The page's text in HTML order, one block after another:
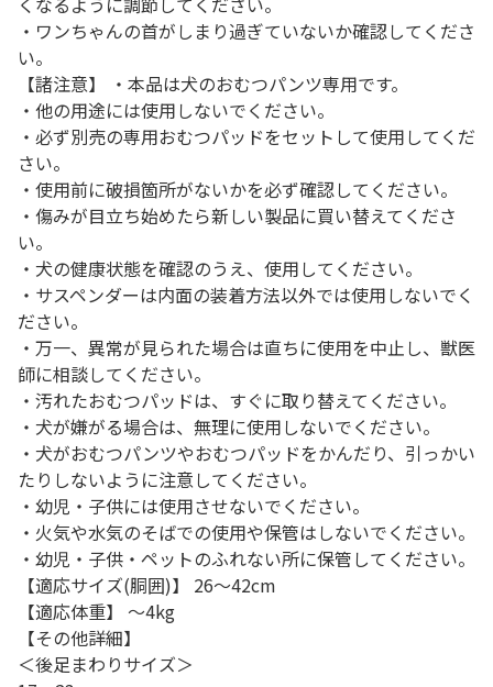
・ワンちゃんの首がしまり過ぎていないか確認してくださ
い。
【諸注意】 ・本品は犬のおむつパンツ専用です。
・他の用途には使用しないでください。
・必ず別売の専用おむつパッドをセットして使用してくだ
さい。
・使用前に破損箇所がないかを必ず確認してください。
・傷みが目立ち始めたら新しい製品に買い替えてくださ
い。
・犬の健康状態を確認のうえ、使用してください。
・サスペンダーは内面の装着方法以外では使用しないでく
ださい。
・万一、異常が見られた場合は直ちに使用を中止し、獣医
師に相談してください。
・汚れたおむつパッドは、すぐに取り替えてください。
・犬が嫌がる場合は、無理に使用しないでください。
・犬がおむつパンツやおむつパッドをかんだり、引っかい
たりしないように注意してください。
・幼児・子供には使用させないでください。
・火気や水気のそばでの使用や保管はしないでください。
・幼児・子供・ペットのふれない所に保管してください。
【適応サイズ(胴囲)】 26～42cm
【適応体重】 ～4kg
【その他詳細】
＜後足まわりサイズ＞